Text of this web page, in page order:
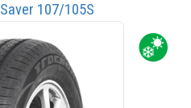
107/105S